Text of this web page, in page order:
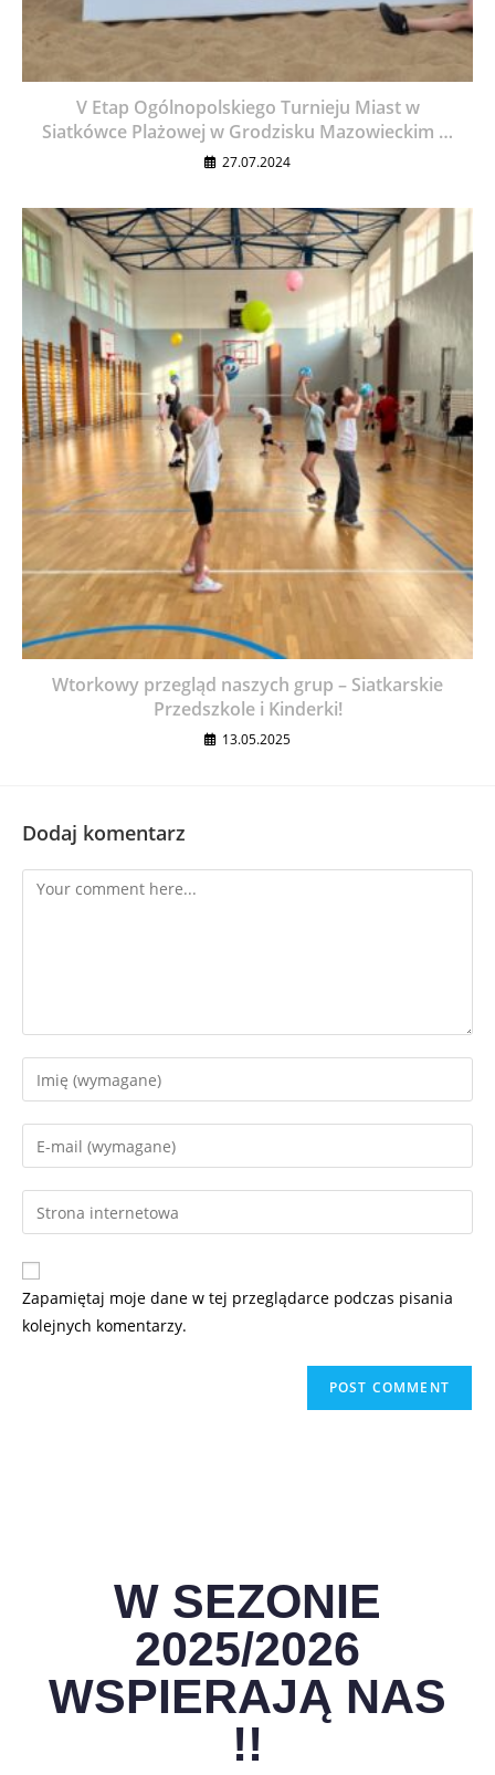
V Etap Ogólnopolskiego Turnieju Miast w
Siatkówce Plażowej w Grodzisku Mazowieckim …
27.07.2024
Wtorkowy przegląd naszych grup – Siatkarskie
Przedszkole i Kinderki!
13.05.2025
Dodaj komentarz
Zapamiętaj moje dane w tej przeglądarce podczas pisania
kolejnych komentarzy.
W SEZONIE
2025/2026
WSPIERAJĄ NAS
!!